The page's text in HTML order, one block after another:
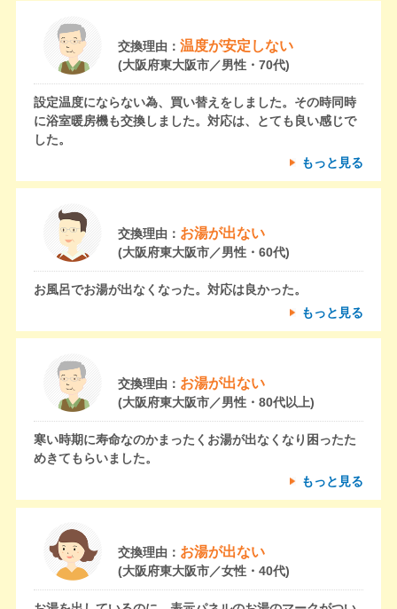
交換理由： 温度が安定しない
(大阪府東大阪市／男性・70代)
設定温度にならない為、買い替えをしました。その時同時
に浴室暖房機も交換しました。対応は、とても良い感じで
した。
もっと見る
交換理由： お湯が出ない
(大阪府東大阪市／男性・60代)
お風呂でお湯が出なくなった。対応は良かった。
もっと見る
交換理由： お湯が出ない
(大阪府東大阪市／男性・80代以上)
寒い時期に寿命なのかまったくお湯が出なくなり困ったた
めきてもらいました。
もっと見る
交換理由： お湯が出ない
(大阪府東大阪市／女性・40代)